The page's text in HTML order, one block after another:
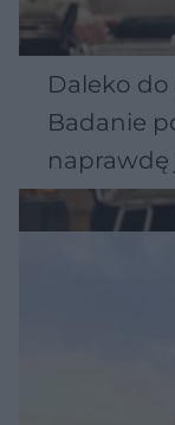
Daleko
Badanie
naprawdę